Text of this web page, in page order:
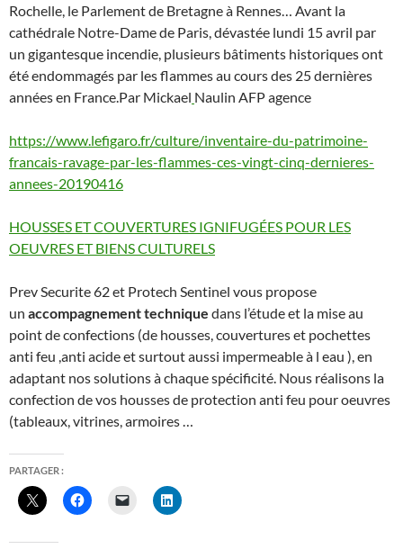
Rochelle, le Parlement de Bretagne à Rennes… Avant la
cathédrale Notre-Dame de Paris, dévastée lundi 15 avril par
un gigantesque incendie, plusieurs bâtiments historiques ont
été endommagés par les flammes au cours des 25 dernières
années en France.Par Mickael Naulin AFP agence
https://www.lefigaro.fr/culture/inventaire-du-patrimoine-
francais-ravage-par-les-flammes-ces-vingt-cinq-dernieres-
annees-20190416
HOUSSES ET COUVERTURES IGNIFUGÉES POUR LES
OEUVRES ET BIENS CULTURELS
Prev Securite 62 et Protech Sentinel vous propose
un accompagnement technique dans l’étude et la mise au
point de confections (de housses, couvertures et pochettes
anti feu ,anti acide et surtout aussi impermeable à l eau ), en
adaptant nos solutions à chaque spécificité. Nous réalisons la
confection de vos housses de protection anti feu pour oeuvres
(tableaux, vitrines, armoires …
PARTAGER :